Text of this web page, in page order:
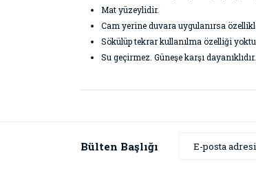
Mat yüzeylidir.
Cam yerine duvara uygulanırsa
Sökülüp tekrar kullanılma özelliği
Su geçirmez. Güneşe karşı
Ürün resmi kalitesiz, bozuk veya
Bülten Başlığı